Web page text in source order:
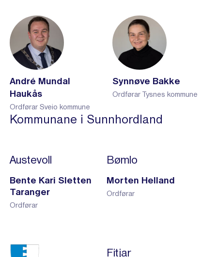
André Mundal
Haukås
Ordførar Sveio kommune
Synnøve Bakke
Ordførar Tysnes kommune
Kommunane i Sunnhordland
Austevoll
Bente Kari Sletten
Taranger
Ordførar
Bømlo
Morten Helland
Ordførar
Fitjar